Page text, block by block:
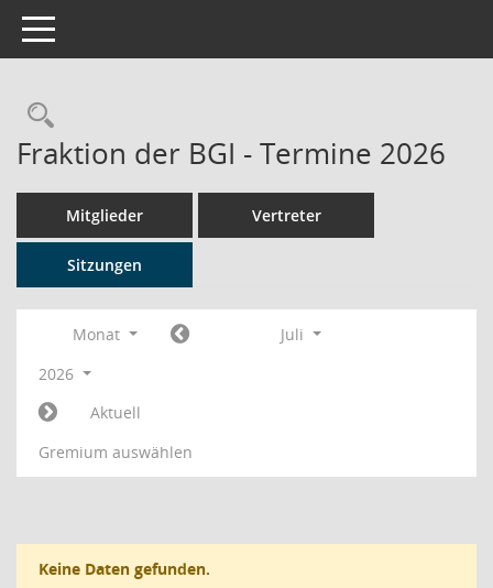
Toggle navigation
Rechercheauswahl
Fraktion der BGI - Termine 2026
Mitglieder Vertreter
Sitzungen
Monat
Juli
2026
Aktuell
Gremium auswählen
Keine Daten gefunden.